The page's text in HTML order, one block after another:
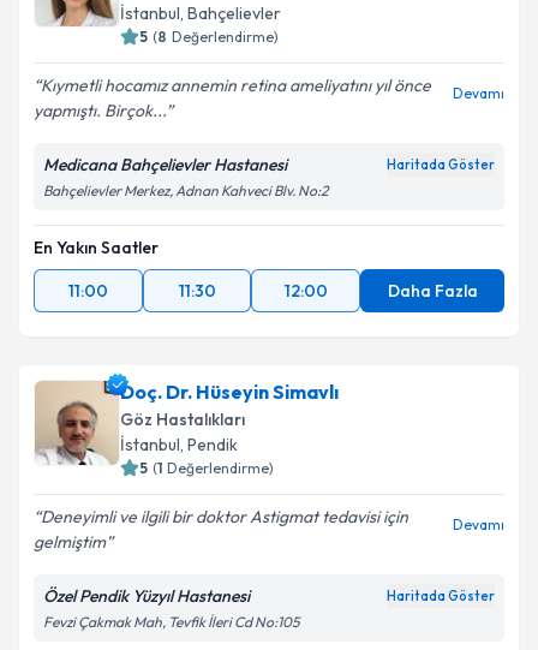
İstanbul, Bahçelievler
5 (8 Değerlendirme)
Kıymetli hocamız annemin retina ameliyatını yıl önce
yapmıştı. Birçok...
Devamı
Medicana Bahçelievler Hastanesi Haritada Göster
Bahçelievler Merkez, Adnan Kahveci Blv. No:2
En Yakın Saatler
11:00
11:30 12:00 Daha Fazla
Doç. Dr. Hüseyin Simavlı
Göz Hastalıkları
İstanbul, Pendik
5 (1 Değerlendirme)
Deneyimli ve ilgili bir doktor Astigmat tedavisi için
gelmiştim
Devamı
Özel Pendik Yüzyıl Hastanesi Haritada Göster
Fevzi Çakmak Mah, Tevfik İleri Cd No:105